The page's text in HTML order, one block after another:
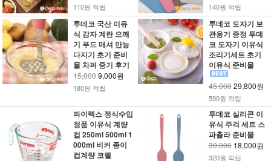
110원 적립 140원 적립
투데코 국산 이유
식 감자 계란 으깨
기 푸드 매셔 만능
다지기 초기 준비
물 차퍼 중기 후기
15,0009,000원
180원 적립
투데코 도자기 보
관용기 증정 투데
코 도자기 이유식
조리기세트 초기
이유식 준비물
45,00029,800원
590원 적립
파이렉스 정식수입
정품 이유식 계량
컵 250ml 500ml 1
000ml 비커 종이
컵계량 코렐
투데코 실리콘 이
유식 주걱 세트 스
파츌라 준비물
30,00018,000원
320원 적립